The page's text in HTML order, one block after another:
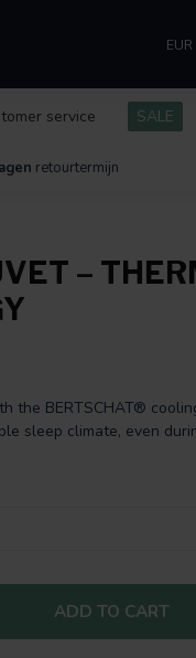
EUR
service SALE
retourtermijn
–
the BERTSCHAT®
sleep climate, even
ADD TO CART